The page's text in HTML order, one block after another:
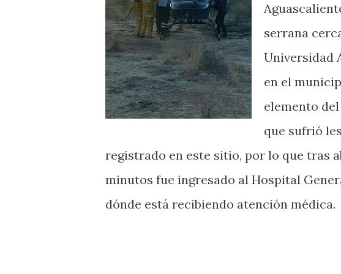
serrana
Universidad
en el
elemento
que sufrió
registrado en este sitio, por lo que tras
minutos fue ingresado al Hospital
dónde está recibiendo atención médica.